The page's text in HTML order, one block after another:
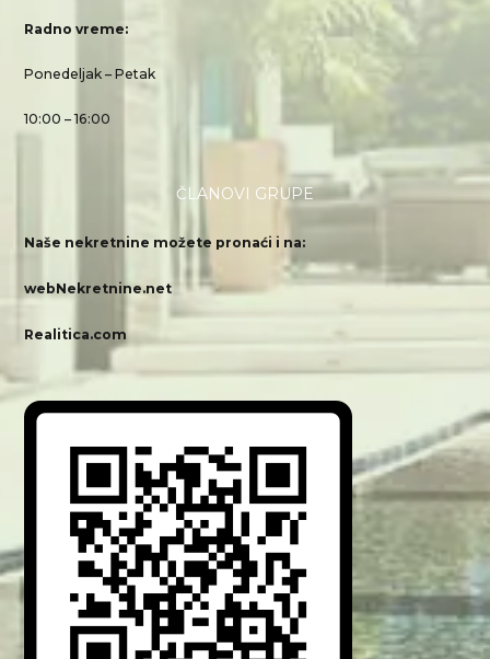
Radno vreme:
Ponedeljak – Petak
10:00 – 16:00
ČLANOVI GRUPE
Naše nekretnine možete pronaći i na:
webNekretnine.net
Realitica.com